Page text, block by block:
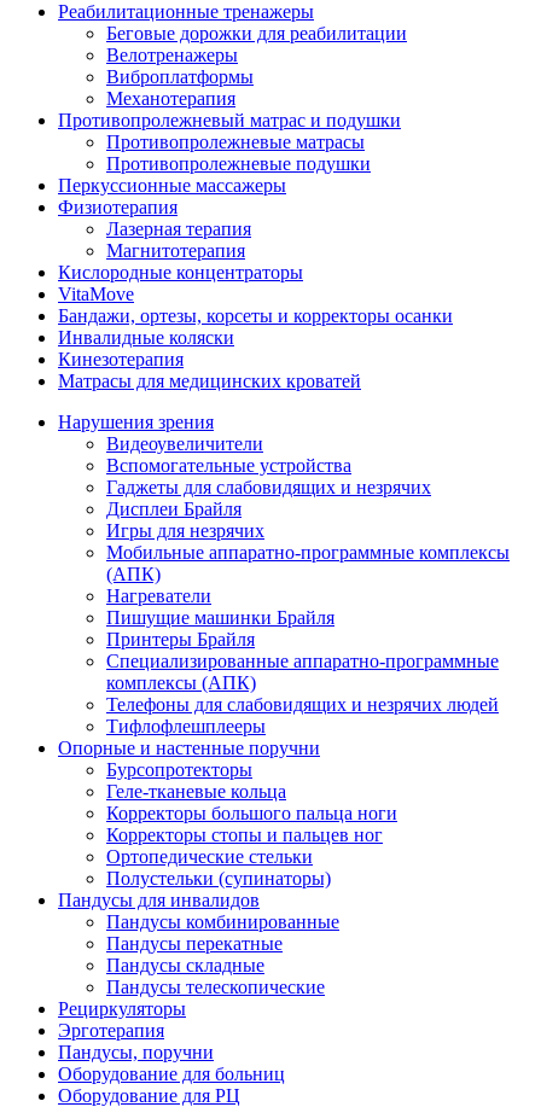
Реабилитационные тренажеры
Беговые дорожки для реабилитации
Велотренажеры
Виброплатформы
Механотерапия
Противопролежневый матрас и подушки
Противопролежневые матрасы
Противопролежневые подушки
Перкуссионные массажеры
Физиотерапия
Лазерная терапия
Магнитотерапия
Кислородные концентраторы
VitaMove
Бандажи, ортезы, корсеты и корректоры осанки
Инвалидные коляски
Кинезотерапия
Матрасы для медицинских кроватей
Нарушения зрения
Видеоувеличители
Вспомогательные устройства
Гаджеты для слабовидящих и незрячих
Дисплеи Брайля
Игры для незрячих
Мобильные аппаратно-программные комплексы
(АПК)
Нагреватели
Пишущие машинки Брайля
Принтеры Брайля
Специализированные аппаратно-программные
комплексы (АПК)
Телефоны для слабовидящих и незрячих людей
Тифлофлешплееры
Опорные и настенные поручни
Бурсопротекторы
Геле-тканевые кольца
Корректоры большого пальца ноги
Корректоры стопы и пальцев ног
Ортопедические стельки
Полустельки (супинаторы)
Пандусы для инвалидов
Пандусы комбинированные
Пандусы перекатные
Пандусы складные
Пандусы телескопические
Рециркуляторы
Эрготерапия
Пандусы, поручни
Оборудование для больниц
Оборудование для РЦ